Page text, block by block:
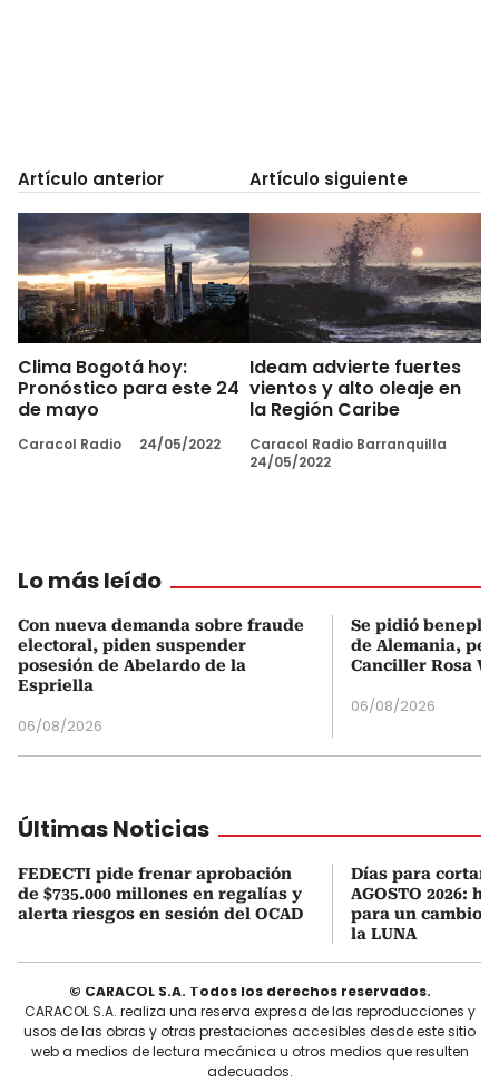
Artículo anterior
Clima Bogotá hoy:
Pronóstico para este 24
de mayo
Caracol Radio 24/05/2022
Artículo siguiente
Ideam advierte fuertes
vientos y alto oleaje en
la Región Caribe
Caracol Radio Barranquilla
24/05/2022
Lo más leído
Con nueva demanda sobre fraude
electoral, piden suspender
posesión de Abelardo de la
Espriella
06/08/2026
Se pidió
de Alemania,
Canciller Rosa
06/08/2026
Últimas Noticias
FEDECTI pide frenar aprobación
de $735.000 millones en regalías y
alerta riesgos en sesión del OCAD
Días para
AGOSTO 2026:
para un cambio
la LUNA
© CARACOL S.A. Todos los derechos reservados.
CARACOL S.A. realiza una reserva expresa de las reproducciones y
usos de las obras y otras prestaciones accesibles desde este sitio
web a medios de lectura mecánica u otros medios que resulten
adecuados.